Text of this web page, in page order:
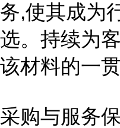
务,使其成为
选。持续为
该材料的一
采购与服务